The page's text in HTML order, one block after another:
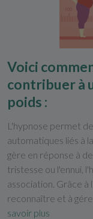
Voici
contribuer à
poids :
L'hypnose permet
automatiques liés à
gère en réponse à
tristesse ou l'ennui,
association. Grâce à
reconnaître et à
savoir plus